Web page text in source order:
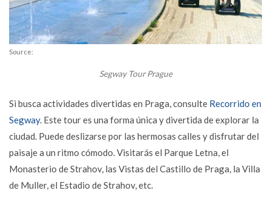
Source:
Segway Tour Prague
Si busca actividades divertidas en Praga, consulte Recorrido en
Segway. Este tour es una forma única y divertida de explorar la
ciudad. Puede deslizarse por las hermosas calles y disfrutar del
paisaje a un ritmo cómodo. Visitarás el Parque Letna, el
Monasterio de Strahov, las Vistas del Castillo de Praga, la Villa
de Muller, el Estadio de Strahov, etc.